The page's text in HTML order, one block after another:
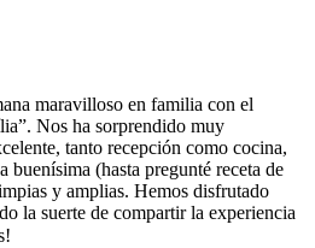
maravilloso en familia con el
Nos ha sorprendido muy
tanto recepción como cocina,
buenísima (hasta pregunté receta de
y amplias. Hemos disfrutado
la suerte de compartir la experiencia